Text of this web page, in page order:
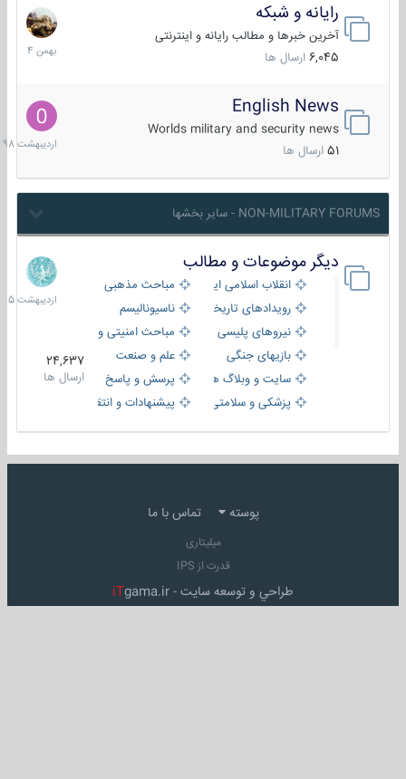
رایانه و شبکه
آخرین خبرها و مطالب رایانه و اینترنتی
6,045 ارسال ها
30
بهمن
1404
English News
Worlds military and security news
51 ارسال ها
10
1398
NON-MILITARY FORUMS - سایر بخشها
دیگر موضوعات و مطالب
انقلاب اسلامی ایران
مباحث مذهبی
رویدادهای تاریخی و مذهبیناسیونالیسم
نیروهای پلیسی
مباحث امنیتی و اطلاعاتی
بازیهای جنگی
علم و صنعت
سایت و وبلاگ ها
پرسش و پاسخ
پزشکی و سلامتی
پیشنهادات و انتقادات
24,637
ارسال ها
8
1405
پوسته تماس با ما
میلیتاری
قدرت از IPS
طراحي و توسعه سايت - iTgama.ir